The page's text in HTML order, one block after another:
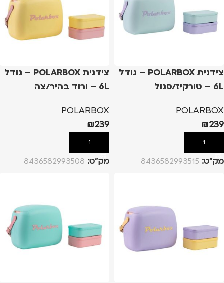
צידנית POLARBOX – גודל
6L – טורקיז/סגול
POLARBOX
₪239
הוספה לסל
מק”ט: 8436582993515
צידנית POLARBOX – גודל
6L – ורוד בהיר/צה
POLARBOX
₪239
הוספה לסל
מק”ט: 8436582993508